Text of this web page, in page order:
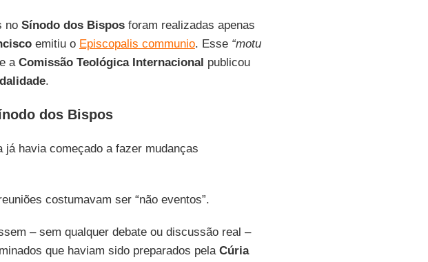
no Sínodo dos Bisposforam realizadas apenas
emitiu o Episcopalis communio. Esse “motu
a Comissão Teológica Internacional publicou
.
dos Bispos
já havia começado a fazer mudanças
costumavam ser “não eventos”.
– sem qualquer debate ou discussão real –
que haviam sido preparados pela Cúria